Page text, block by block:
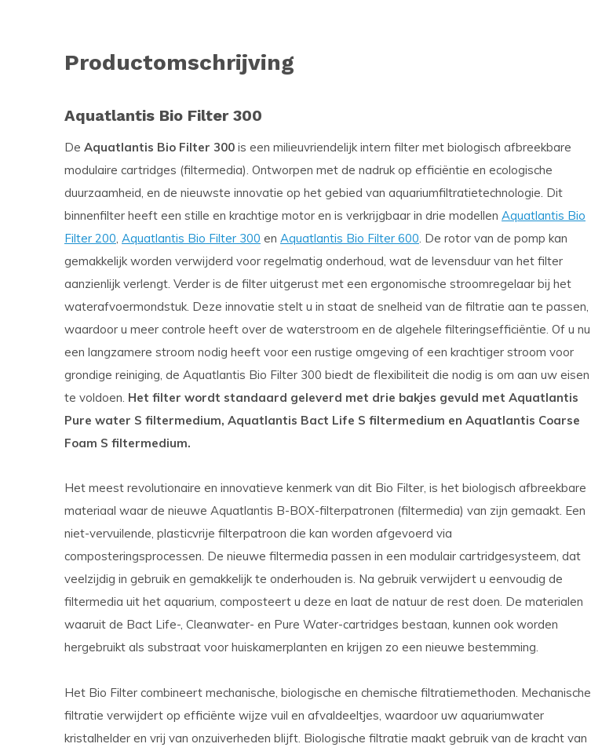
Productomschrijving
Aquatlantis Bio Filter 300
De Aquatlantis Bio Filter 300 is een milieuvriendelijk intern filter met biologisch afbreekbare
modulaire cartridges (filtermedia). Ontworpen met de nadruk op efficiëntie en ecologische
duurzaamheid, en de nieuwste innovatie op het gebied van aquariumfiltratietechnologie. Dit
binnenfilter heeft een stille en krachtige motor en is verkrijgbaar in drie modellen Aquatlantis Bio
Filter 200, Aquatlantis Bio Filter 300 en Aquatlantis Bio Filter 600. De rotor van de pomp kan
gemakkelijk worden verwijderd voor regelmatig onderhoud, wat de levensduur van het filter
aanzienlijk verlengt. Verder is de filter uitgerust met een ergonomische stroomregelaar bij het
waterafvoermondstuk. Deze innovatie stelt u in staat de snelheid van de filtratie aan te passen,
waardoor u meer controle heeft over de waterstroom en de algehele filteringsefficiëntie. Of u nu
een langzamere stroom nodig heeft voor een rustige omgeving of een krachtiger stroom voor
grondige reiniging, de Aquatlantis Bio Filter 300 biedt de flexibiliteit die nodig is om aan uw eisen
te voldoen. Het filter wordt standaard geleverd met drie bakjes gevuld met Aquatlantis
Pure water S filtermedium, Aquatlantis Bact Life S filtermedium en Aquatlantis Coarse
Foam S filtermedium.
Het meest revolutionaire en innovatieve kenmerk van dit Bio Filter, is het biologisch afbreekbare
materiaal waar de nieuwe Aquatlantis B-BOX-filterpatronen (filtermedia) van zijn gemaakt. Een
niet-vervuilende, plasticvrije filterpatroon die kan worden afgevoerd via
composteringsprocessen. De nieuwe filtermedia passen in een modulair cartridgesysteem, dat
veelzijdig in gebruik en gemakkelijk te onderhouden is. Na gebruik verwijdert u eenvoudig de
filtermedia uit het aquarium, composteert u deze en laat de natuur de rest doen. De materialen
waaruit de Bact Life-, Cleanwater- en Pure Water-cartridges bestaan, kunnen ook worden
hergebruikt als substraat voor huiskamerplanten en krijgen zo een nieuwe bestemming.
Het Bio Filter combineert mechanische, biologische en chemische filtratiemethoden. Mechanische
filtratie verwijdert op efficiënte wijze vuil en afvaldeeltjes, waardoor uw aquariumwater
kristalhelder en vrij van onzuiverheden blijft. Biologische filtratie maakt gebruik van de kracht van